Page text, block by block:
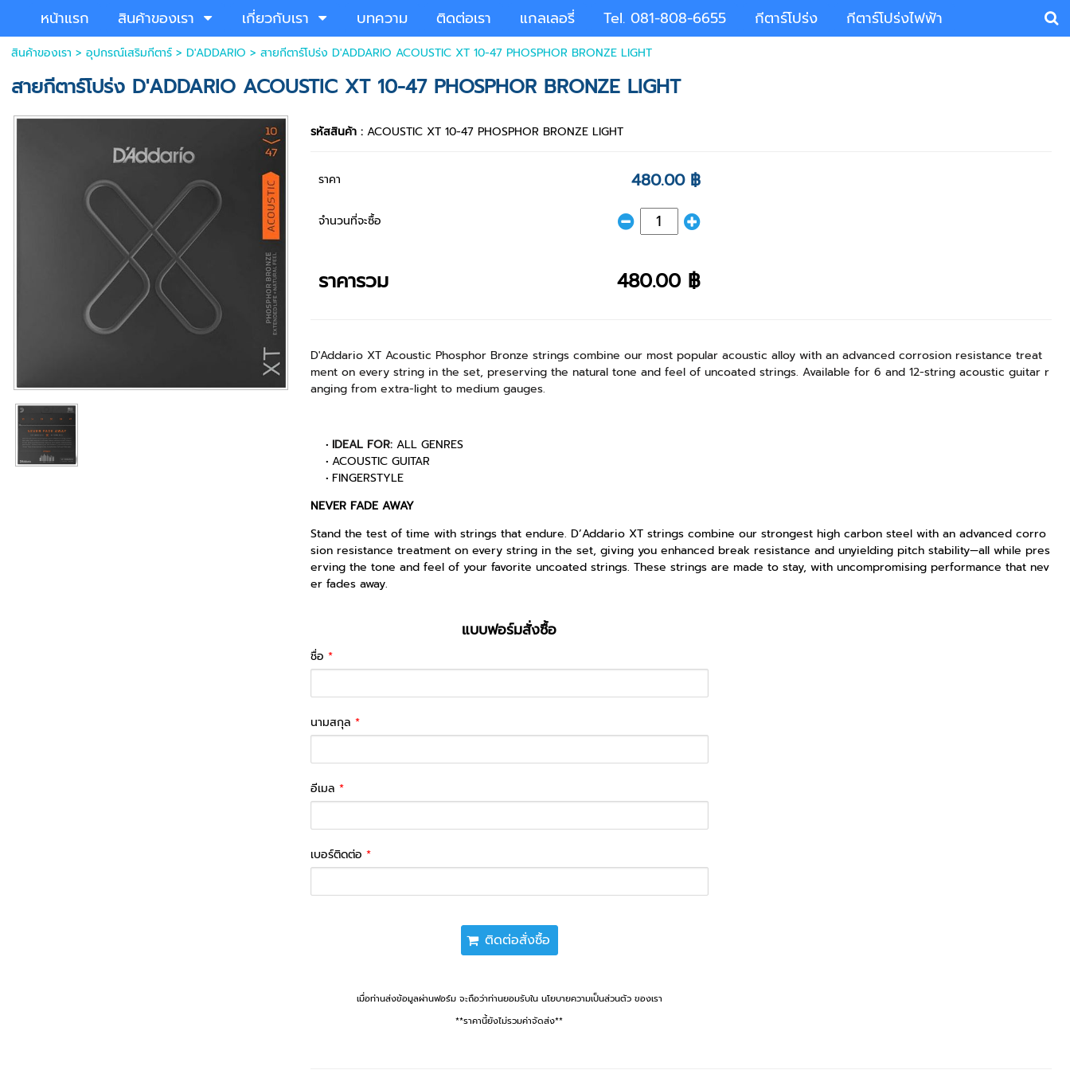
หน้าแรก สินค้าของเรา เกี่ยวกับเรา บทความ ติดต่อเรา แกลเลอรี่ Tel. 081-808-6655 กีตาร์โปร่ง กีตาร์โปร่งไฟฟ้า
สินค้าของเรา > อุปกรณ์เสริมกีตาร์> D'ADDARIO > สายกีตาร์โปร่ง D'ADDARIO ACOUSTIC XT 10-47 PHOSPHOR BRONZE LIGHT
สายกีตาร์โปร่ง D'ADDARIO ACOUSTIC XT 10-47 PHOSPHOR BRONZE LIGHT
รหัสสินค้า : ACOUSTIC XT 10-47 PHOSPHOR BRONZE LIGHT
ราคา 480.00 ฿
จำนวนที่จะซื้อ
ราคารวม 480.00 ฿
D'Addario XT Acoustic Phosphor Bronze strings combine our most popular acoustic alloy with an advanced corrosion resistance treat
ment on every string in the set, preserving the natural tone and feel of uncoated strings. Available for 6 and 12-string acoustic guitar r
anging from extra-light to medium gauges.
IDEAL FOR: ALL GENRES
ACOUSTIC GUITAR
FINGERSTYLE
​NEVER FADE AWAY
Stand the test of time with strings that endure. D’Addario XT strings combine our strongest high carbon steel with an advanced corro
sion resistance treatment on every string in the set, giving you enhanced break resistance and unyielding pitch stability—all while pres
erving the tone and feel of your favorite uncoated strings. These strings are made to stay, with uncompromising performance that nev
er fades away.
แบบฟอร์มสั่งซื้อ
ชื่อ *
นามสกุล *
อีเมล *
เบอร์ติดต่อ *
ติดต่อสั่งซื้อ
เมื่อท่านส่งข้อมูลผ่านฟอร์ม จะถือว่าท่านยอมรับใน นโยบายความเป็นส่วนตัว ของเรา
**ราคานี้ยังไม่รวมค่าจัดส่ง**